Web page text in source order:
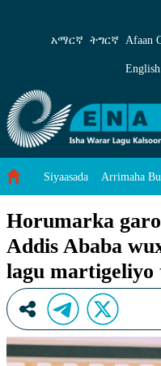
Horumarka
አማርኛ ትግርኛ Afaan
English
Siyaasada Arrimaha
Wararka Caalamka
Horumarka
Addis Ababa
lagu martigeliyo